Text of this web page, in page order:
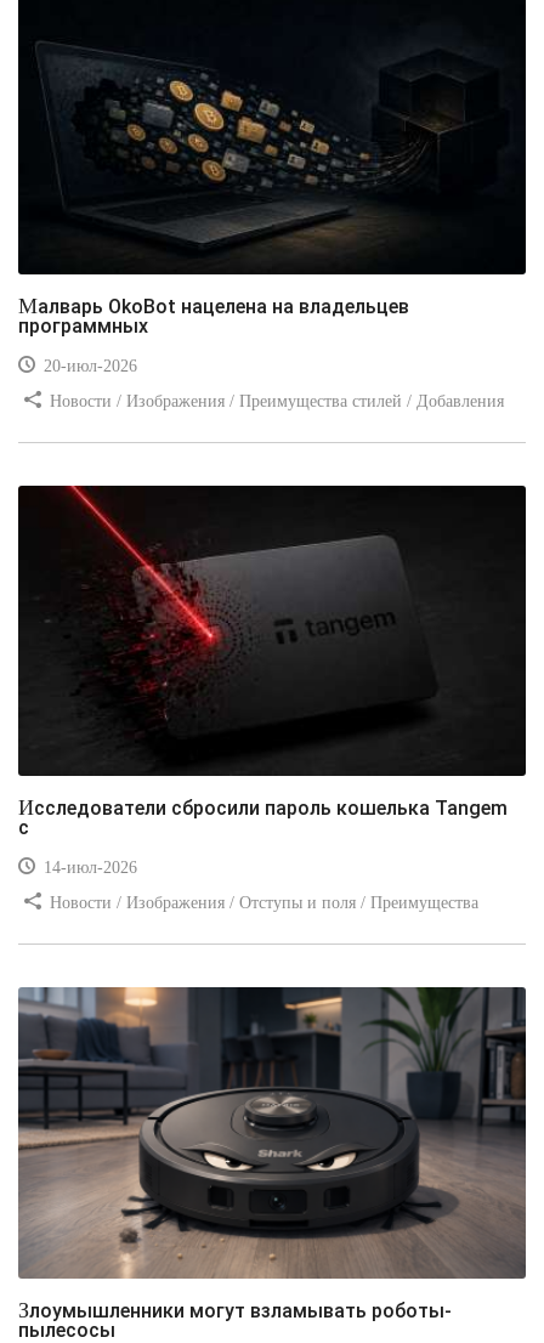
Малварь OkoBot нацелена на владельцев
программных
20-июл-2026
Новости / Изображения / Преимущества стилей / Добавления
Исследователи сбросили пароль кошелька Tangem
с
14-июл-2026
Новости / Изображения / Отступы и поля / Преимущества
Злоумышленники могут взламывать роботы-
пылесосы